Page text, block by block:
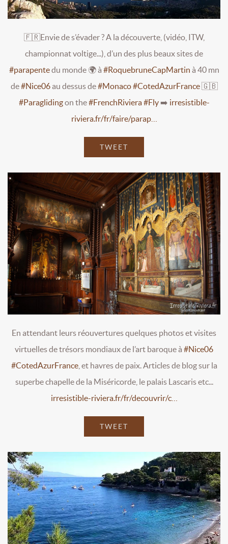
🇫🇷Envie de s’évader ? A la découverte, (vidéo, ITW,
championnat voltige...), d’un des plus beaux sites de
#parapentedu monde 🌍 à #RoquebruneCapMartin à 40 mn
de#Nice06au dessus de#Monaco#CotedAzurFrance🇬🇧
#Paraglidingon the#FrenchRiviera#Fly➡️ irresistible-
riviera.fr/fr/faire/parap…
TWEET
En attendant leurs réouvertures quelques photos et visites
virtuelles de trésors mondiaux de l’art baroque à #Nice06
#CotedAzurFrance, et havres de paix. Articles de blog sur la
superbe chapelle de la Miséricorde, le palais Lascaris etc...
irresistible-riviera.fr/fr/decouvrir/c…
TWEET